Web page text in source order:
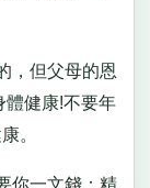
但父母的恩
體健康!不要年
。